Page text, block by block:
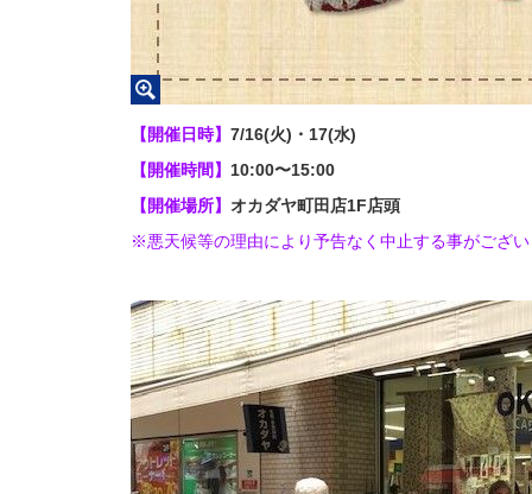
【開催日時】 7/16(火)・17(水)
【開催時間】 10:00〜15:00
【開催場所】 オカダヤ町田店1F店頭
※悪天候等の理由により予告なく中止する事がござ